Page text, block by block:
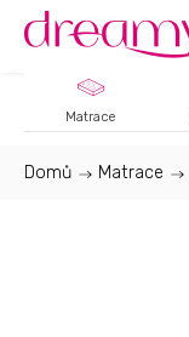
Matrace
Domů / Matrace /